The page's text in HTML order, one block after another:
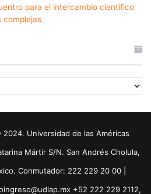
para el intercambio científico
complejas
Universidad de las Américas
Mártir S/N. San Andrés Cholula,
Conmutador: 222 229 20 00 |
+52 222 229 2112,